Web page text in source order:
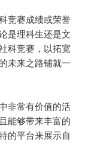
竞赛成绩或荣誉
是理科生还是文
科竞赛，以拓宽
未来之路铺就一
非常有价值的活
能够带来丰富的
的平台来展示自